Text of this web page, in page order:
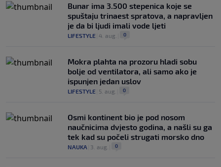
Bunar imа 3.500 stepenica koje se
spuštaju trinaest spratova, a napravljen
je da bi ljudi imali vode ljeti
LIFESTYLE 4. aug. 0
Mokra plahta na prozoru hladi sobu
bolje od ventilatora, ali samo ako je
ispunjen jedan uslov
LIFESTYLE 5. aug. 0
Osmi kontinent bio je pod nosom
naučnicima dvjesto godina, a našli su ga
tek kad su počeli strugati morsko dno
NAUKA 3. aug. 0